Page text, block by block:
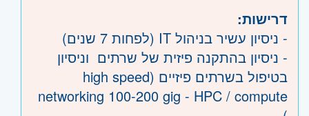
דרישות:
- ניסיון עשיר בניהול IT (לפחות 7 שנים)
- ניסיון בהתקנה פיזית של שרתים וניסיון
בטיפול בשרתים פיזיים (high speed
networking 100-200 gig - HPC / compute